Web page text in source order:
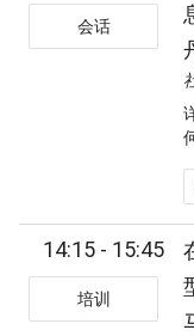
会话
14:15 - 15:45
培训